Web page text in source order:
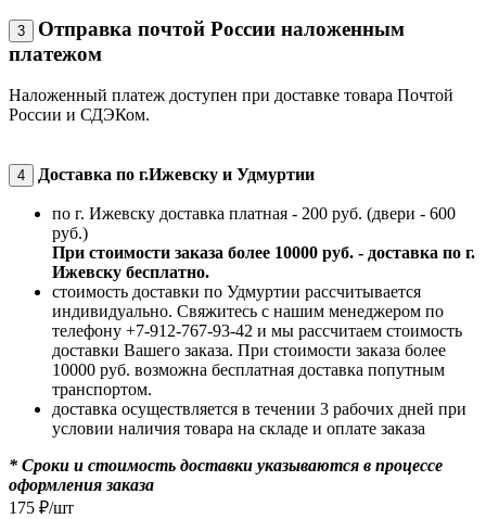
3
Отправка почтой России наложенным
платежом
Наложенный платеж доступен при доставке товара Почтой
России и СДЭКом.
4 Доставка по г.Ижевску и Удмуртии
по г. Ижевску доставка платная - 200 руб. (двери - 600
руб.)
При стоимости заказа более 10000 руб. - доставка по г.
Ижевску бесплатно.
стоимость доставки по Удмуртии рассчитывается
индивидуально. Свяжитесь с нашим менеджером по
телефону +7-912-767-93-42 и мы рассчитаем стоимость
доставки Вашего заказа. При стоимости заказа более
10000 руб. возможна бесплатная доставка попутным
транспортом.
доставка осуществляется в течении 3 рабочих дней при
условии наличия товара на складе и оплате заказа
* Сроки и стоимость доставки указываются в процессе
оформления заказа
175 ₽/шт